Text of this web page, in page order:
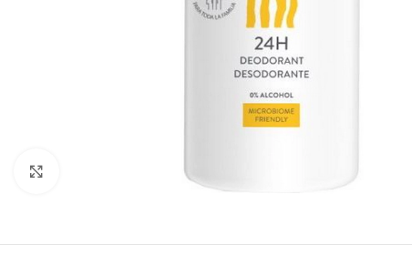
Kliknite za povećanje